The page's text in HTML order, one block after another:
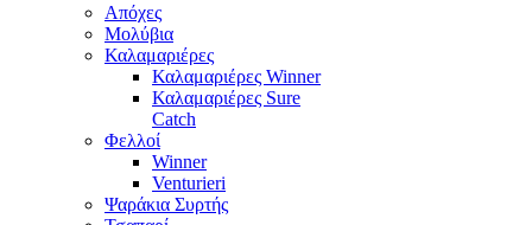
Απόχες
Μολύβια
Καλαμαριέρες
Καλαμαριέρες Winner
Καλαμαριέρες Sure
Catch
Φελλοί
Winner
Venturieri
Ψαράκια Συρτής